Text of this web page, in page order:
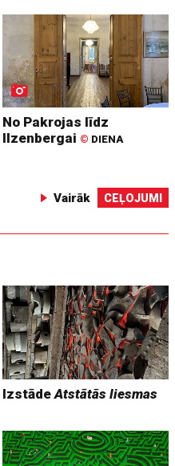
No Pakrojas līdz
Ilzenbergai © DIENA
Vairāk CEĻOJUMI
IzstādeAtstātās liesmas